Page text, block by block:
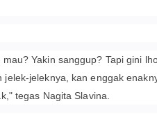
mau? Yakin sanggup? Tapi gini
jelek-jeleknya, kan enggak
tegas Nagita Slavina.